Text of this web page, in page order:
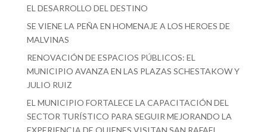
EL DESARROLLO DEL DESTINO
SE VIENE LA PEÑA EN HOMENAJE A LOS HEROES DE
MALVINAS
RENOVACIÓN DE ESPACIOS PÚBLICOS: EL
MUNICIPIO AVANZA EN LAS PLAZAS SCHESTAKOW Y
JULIO RUIZ
EL MUNICIPIO FORTALECE LA CAPACITACIÓN DEL
SECTOR TURÍSTICO PARA SEGUIR MEJORANDO LA
EXPERIENCIA DE QUIENES VISITAN SAN RAFAEL